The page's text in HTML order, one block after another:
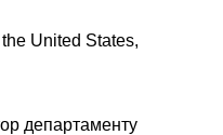
United States,
департаменту